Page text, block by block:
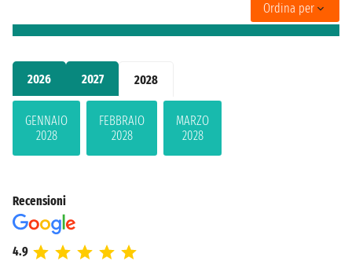
2026 2027 2028
GENNAIO
2028
FEBBRAIO
2028
MARZO
2028
Ordina per
Recensioni
4.9